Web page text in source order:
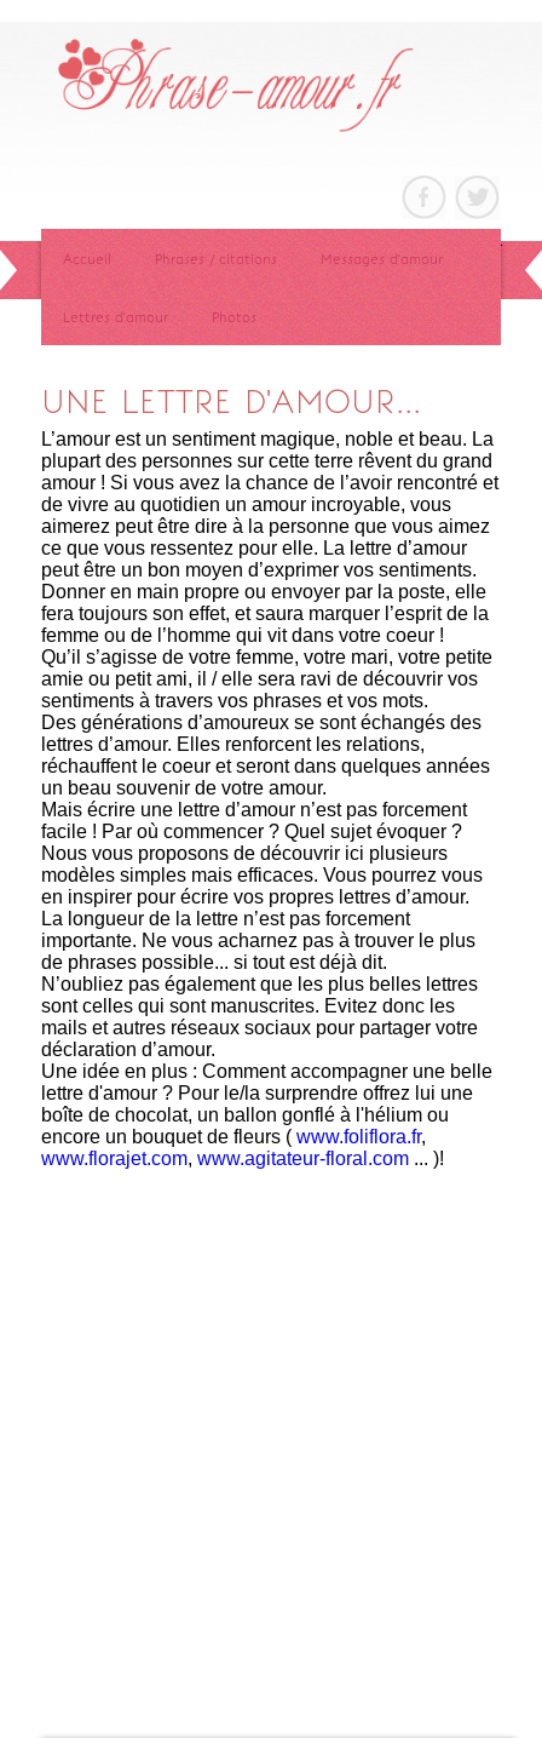
Accueil Phrases / citations Messages d'amour
Lettres d'amour Photos
UNE LETTRE D'AMOUR...
L’amour est un sentiment magique, noble et beau. La
plupart des personnes sur cette terre rêvent du grand
amour ! Si vous avez la chance de l’avoir rencontré et
de vivre au quotidien un amour incroyable, vous
aimerez peut être dire à la personne que vous aimez
ce que vous ressentez pour elle. La lettre d’amour
peut être un bon moyen d’exprimer vos sentiments.
Donner en main propre ou envoyer par la poste, elle
fera toujours son effet, et saura marquer l’esprit de la
femme ou de l’homme qui vit dans votre coeur !
Qu’il s’agisse de votre femme, votre mari, votre petite
amie ou petit ami, il / elle sera ravi de découvrir vos
sentiments à travers vos phrases et vos mots.
Des générations d’amoureux se sont échangés des
lettres d’amour. Elles renforcent les relations,
réchauffent le coeur et seront dans quelques années
un beau souvenir de votre amour.
Mais écrire une lettre d’amour n’est pas forcement
facile ! Par où commencer ? Quel sujet évoquer ?
Nous vous proposons de découvrir ici plusieurs
modèles simples mais efficaces. Vous pourrez vous
en inspirer pour écrire vos propres lettres d’amour.
La longueur de la lettre n’est pas forcement
importante. Ne vous acharnez pas à trouver le plus
de phrases possible... si tout est déjà dit.
N’oubliez pas également que les plus belles lettres
sont celles qui sont manuscrites. Evitez donc les
mails et autres réseaux sociaux pour partager votre
déclaration d’amour.
Une idée en plus : Comment accompagner une belle
lettre d'amour ? Pour le/la surprendre offrez lui une
boîte de chocolat, un ballon gonflé à l'hélium ou
encore un bouquet de fleurs ( www.foliflora.fr,
www.florajet.com, www.agitateur-floral.com... )!